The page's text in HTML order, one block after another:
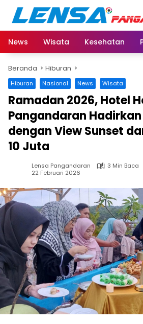
Langsung
konten
News
Wisata Kesehatan
Beranda Hiburan
Hiburan Nasional News Wisata
Ramadan 2026, Hotel
Pangandaran
dengan View Sunset
10 Juta
Lensa Pangandaran
3 Min Baca
22 Februari 2026